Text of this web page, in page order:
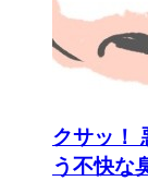
クサッ！
う不快な